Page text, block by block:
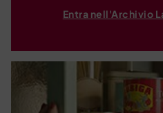
Entra nell'Archivio